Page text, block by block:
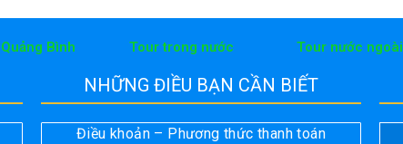
Bình Tour trong nước Tour nước ngoài
NHỮNG ĐIỀU BẠN CẦN BIẾT
Điều khoản – Phương thức thanh toán